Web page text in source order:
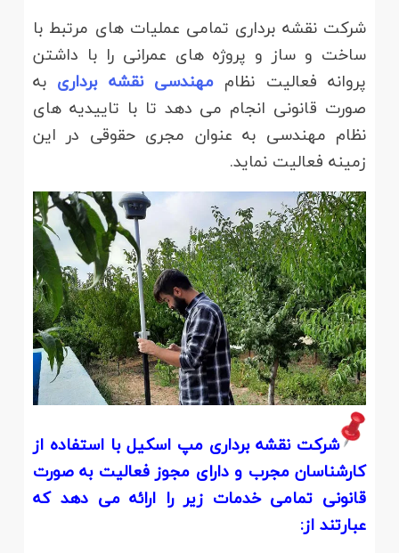
شرکت نقشه برداری تمامی عملیات های مرتبط با
ساخت و ساز و پروژه های عمرانی را با داشتن
پروانه فعالیت نظام مهندسی نقشه برداری به
صورت قانونی انجام می دهد تا با تاییدیه های
نظام مهندسی به عنوان مجری حقوقی در این
زمینه فعالیت نماید.
شرکت نقشه برداری مپ اسکیل با استفاده از
کارشناسان مجرب و دارای مجوز فعالیت به صورت
قانونی تمامی خدمات زیر را ارائه می دهد که
عبارتند از: